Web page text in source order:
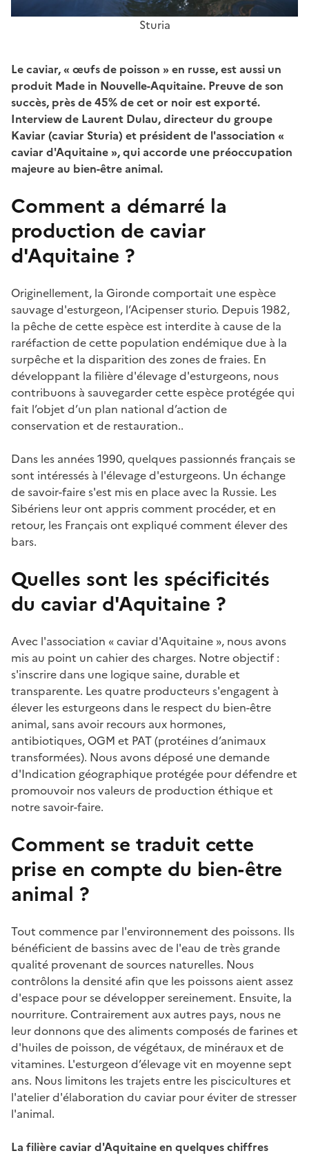
Sturia
Le caviar, « œufs de poisson » en russe, est aussi un
produit Made in Nouvelle-Aquitaine. Preuve de son
succès, près de 45% de cet or noir est exporté.
Interview de Laurent Dulau, directeur du groupe
Kaviar (caviar Sturia) et président de l'association «
caviar d'Aquitaine », qui accorde une préoccupation
majeure au bien-être animal.
Comment a démarré la
production de caviar
d'Aquitaine ?
Originellement, la Gironde comportait une espèce
sauvage d'esturgeon, l’Acipenser sturio. Depuis 1982,
la pêche de cette espèce est interdite à cause de la
raréfaction de cette population endémique due à la
surpêche et la disparition des zones de fraies. En
développant la filière d'élevage d'esturgeons, nous
contribuons à sauvegarder cette espèce protégée qui
fait l’objet d’un plan national d’action de
conservation et de restauration..
Dans les années 1990, quelques passionnés français se
sont intéressés à l'élevage d'esturgeons. Un échange
de savoir-faire s'est mis en place avec la Russie. Les
Sibériens leur ont appris comment procéder, et en
retour, les Français ont expliqué comment élever des
bars.
Quelles sont les spécificités
du caviar d'Aquitaine ?
Avec l'association « caviar d'Aquitaine », nous avons
mis au point un cahier des charges. Notre objectif :
s'inscrire dans une logique saine, durable et
transparente. Les quatre producteurs s'engagent à
élever les esturgeons dans le respect du bien-être
animal, sans avoir recours aux hormones,
antibiotiques, OGM et PAT (protéines d’animaux
transformées). Nous avons déposé une demande
d'Indication géographique protégée pour défendre et
promouvoir nos valeurs de production éthique et
notre savoir-faire.
Comment se traduit cette
prise en compte du bien-être
animal ?
Tout commence par l'environnement des poissons. Ils
bénéficient de bassins avec de l'eau de très grande
qualité provenant de sources naturelles. Nous
contrôlons la densité afin que les poissons aient assez
d'espace pour se développer sereinement. Ensuite, la
nourriture. Contrairement aux autres pays, nous ne
leur donnons que des aliments composés de farines et
d'huiles de poisson, de végétaux, de minéraux et de
vitamines. L'esturgeon d’élevage vit en moyenne sept
ans. Nous limitons les trajets entre les piscicultures et
l'atelier d'élaboration du caviar pour éviter de stresser
l'animal.
La filière caviar d'Aquitaine en quelques chiffres